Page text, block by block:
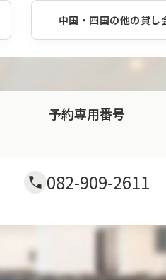
中国・四国の他の貸し
予約専用番号
082-909-2611